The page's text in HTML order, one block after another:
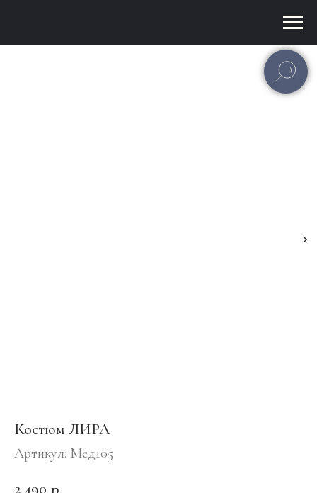
Костюм ЛИРА
Артикул: Мед105
2 490 р.